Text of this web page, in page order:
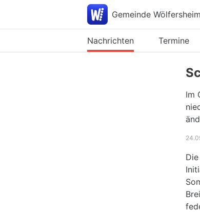
Gemeinde Wölfersheim
Nachrichten Termine
Im